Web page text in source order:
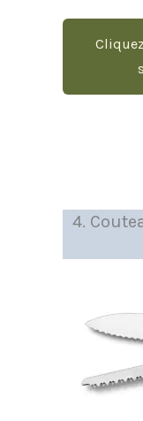
4.